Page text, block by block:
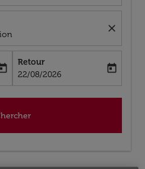
close
aria-label
Retour
fc-booking-return-date-aria-label
22/08/2026
today